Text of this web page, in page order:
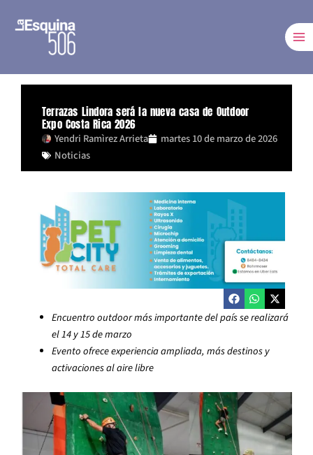
Terrazas Lindora será la nueva casa de Outdoor
Expo Costa Rica 2026
Yendri Ramìrez Arrieta
martes 10 de marzo de 2026
Noticias
Encuentro outdoor más importante del país se realizará
el 14 y 15 de marzo
Evento ofrece experiencia ampliada, más destinos y
activaciones al aire libre